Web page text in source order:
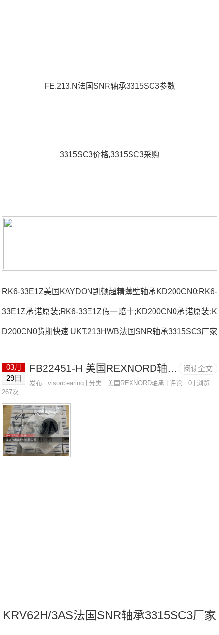
FE.213.N法国SNR轴承3315SC3参数
3315SC3价格,3315SC3采购
RK6-33E1Z美国KAYDON凯顿超精薄壁轴承KD200CN0;RK6-
33E1Z承诺原装;RK6-33E1Z假一赔十;KD200CN0承诺原装;K
D200CN0货期快速 UKT.213HWB法国SNR轴承3315SC3厂家
ET2XC3FE.213.N法国SNR轴承3315SC3参数3315SC3价格,
3315SC3采购 热销型号推荐：3315SC3，FB22451-H RK6-
33E1Z，P4BE400-SRB-SRE热销品牌推荐：UCF.201-08.CC
71922.CV.URJ843315SC33315SC3价格,3315SC3采购3315
SC3价
阅读全文
03月
29日
FB22451-H 美国REXNORD轴承 2315
发布 :visonbearing | 分类 :美国REXNORD轴承 | 评论 : 0 | 浏览 :
267次
KRV62H/3AS法国SNR轴承3315SC3厂家